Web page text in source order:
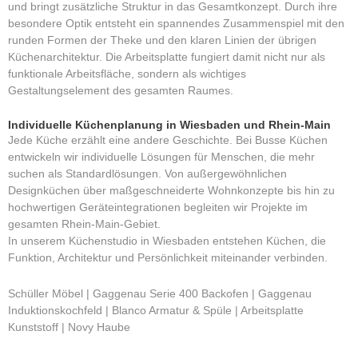
und bringt zusätzliche Struktur in das Gesamtkonzept. Durch ihre
besondere Optik entsteht ein spannendes Zusammenspiel mit den
runden Formen der Theke und den klaren Linien der übrigen
Küchenarchitektur. Die Arbeitsplatte fungiert damit nicht nur als
funktionale Arbeitsfläche, sondern als wichtiges
Gestaltungselement des gesamten Raumes.
Individuelle Küchenplanung in Wiesbaden und Rhein-Main
Jede Küche erzählt eine andere Geschichte. Bei Busse Küchen
entwickeln wir individuelle Lösungen für Menschen, die mehr
suchen als Standardlösungen. Von außergewöhnlichen
Designküchen über maßgeschneiderte Wohnkonzepte bis hin zu
hochwertigen Geräteintegrationen begleiten wir Projekte im
gesamten Rhein-Main-Gebiet.
In unserem Küchenstudio in Wiesbaden entstehen Küchen, die
Funktion, Architektur und Persönlichkeit miteinander verbinden.
Schüller Möbel | Gaggenau Serie 400 Backofen | Gaggenau
Induktionskochfeld | Blanco Armatur & Spüle | Arbeitsplatte
Kunststoff | Novy Haube